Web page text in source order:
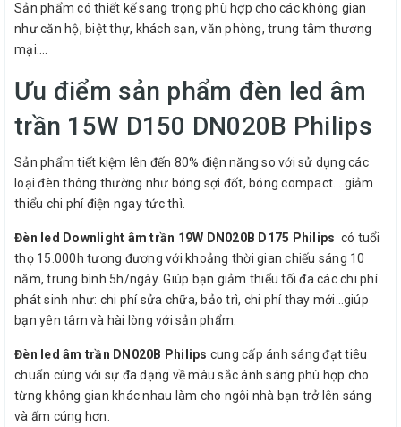
Sản phẩm có thiết kế sang trọng phù hợp cho các không gian
như căn hộ, biệt thự, khách sạn, văn phòng, trung tâm thương
mại….
Ưu điểm sản phẩm đèn led âm
trần 15W D150 DN020B Philips
Sản phẩm tiết kiệm lên đến 80% điện năng so với sử dụng các
loại đèn thông thường như bóng sợi đốt, bóng compact… giảm
thiểu chi phí điện ngay tức thì.
Đèn led Downlight âm trần 19W DN020B D175 Philips có tuổi
thọ 15.000h tương đương với khoảng thời gian chiếu sáng 10
năm, trung bình 5h/ngày. Giúp bạn giảm thiểu tối đa các chi phí
phát sinh như: chi phí sửa chữa, bảo trì, chi phí thay mới…giúp
bạn yên tâm và hài lòng với sản phẩm.
Đèn led âm trần DN020B Philips cung cấp ánh sáng đạt tiêu
chuẩn cùng với sự đa dạng về màu sắc ánh sáng phù hợp cho
từng không gian khác nhau làm cho ngôi nhà bạn trở lên sáng
và ấm cúng hơn.